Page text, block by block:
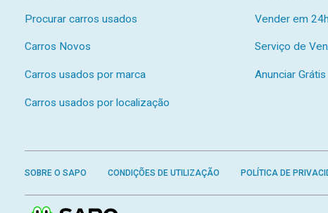
Procurar carros usados
Carros Novos
Carros usados por marca
Carros usados por localização
Vender em
Serviço de
Anunciar Grátis
SOBRE O SAPO CONDIÇÕES DE UTILIZAÇÃO POLÍTICA DE